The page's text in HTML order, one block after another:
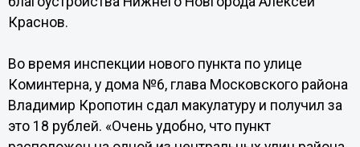
Краснов.
Во время инспекции нового пункта по улице
Коминтерна, у дома №6, глава Московского района
Владимир Кропотин сдал макулатуру и получил за
это 18 рублей. «Очень удобно, что пункт